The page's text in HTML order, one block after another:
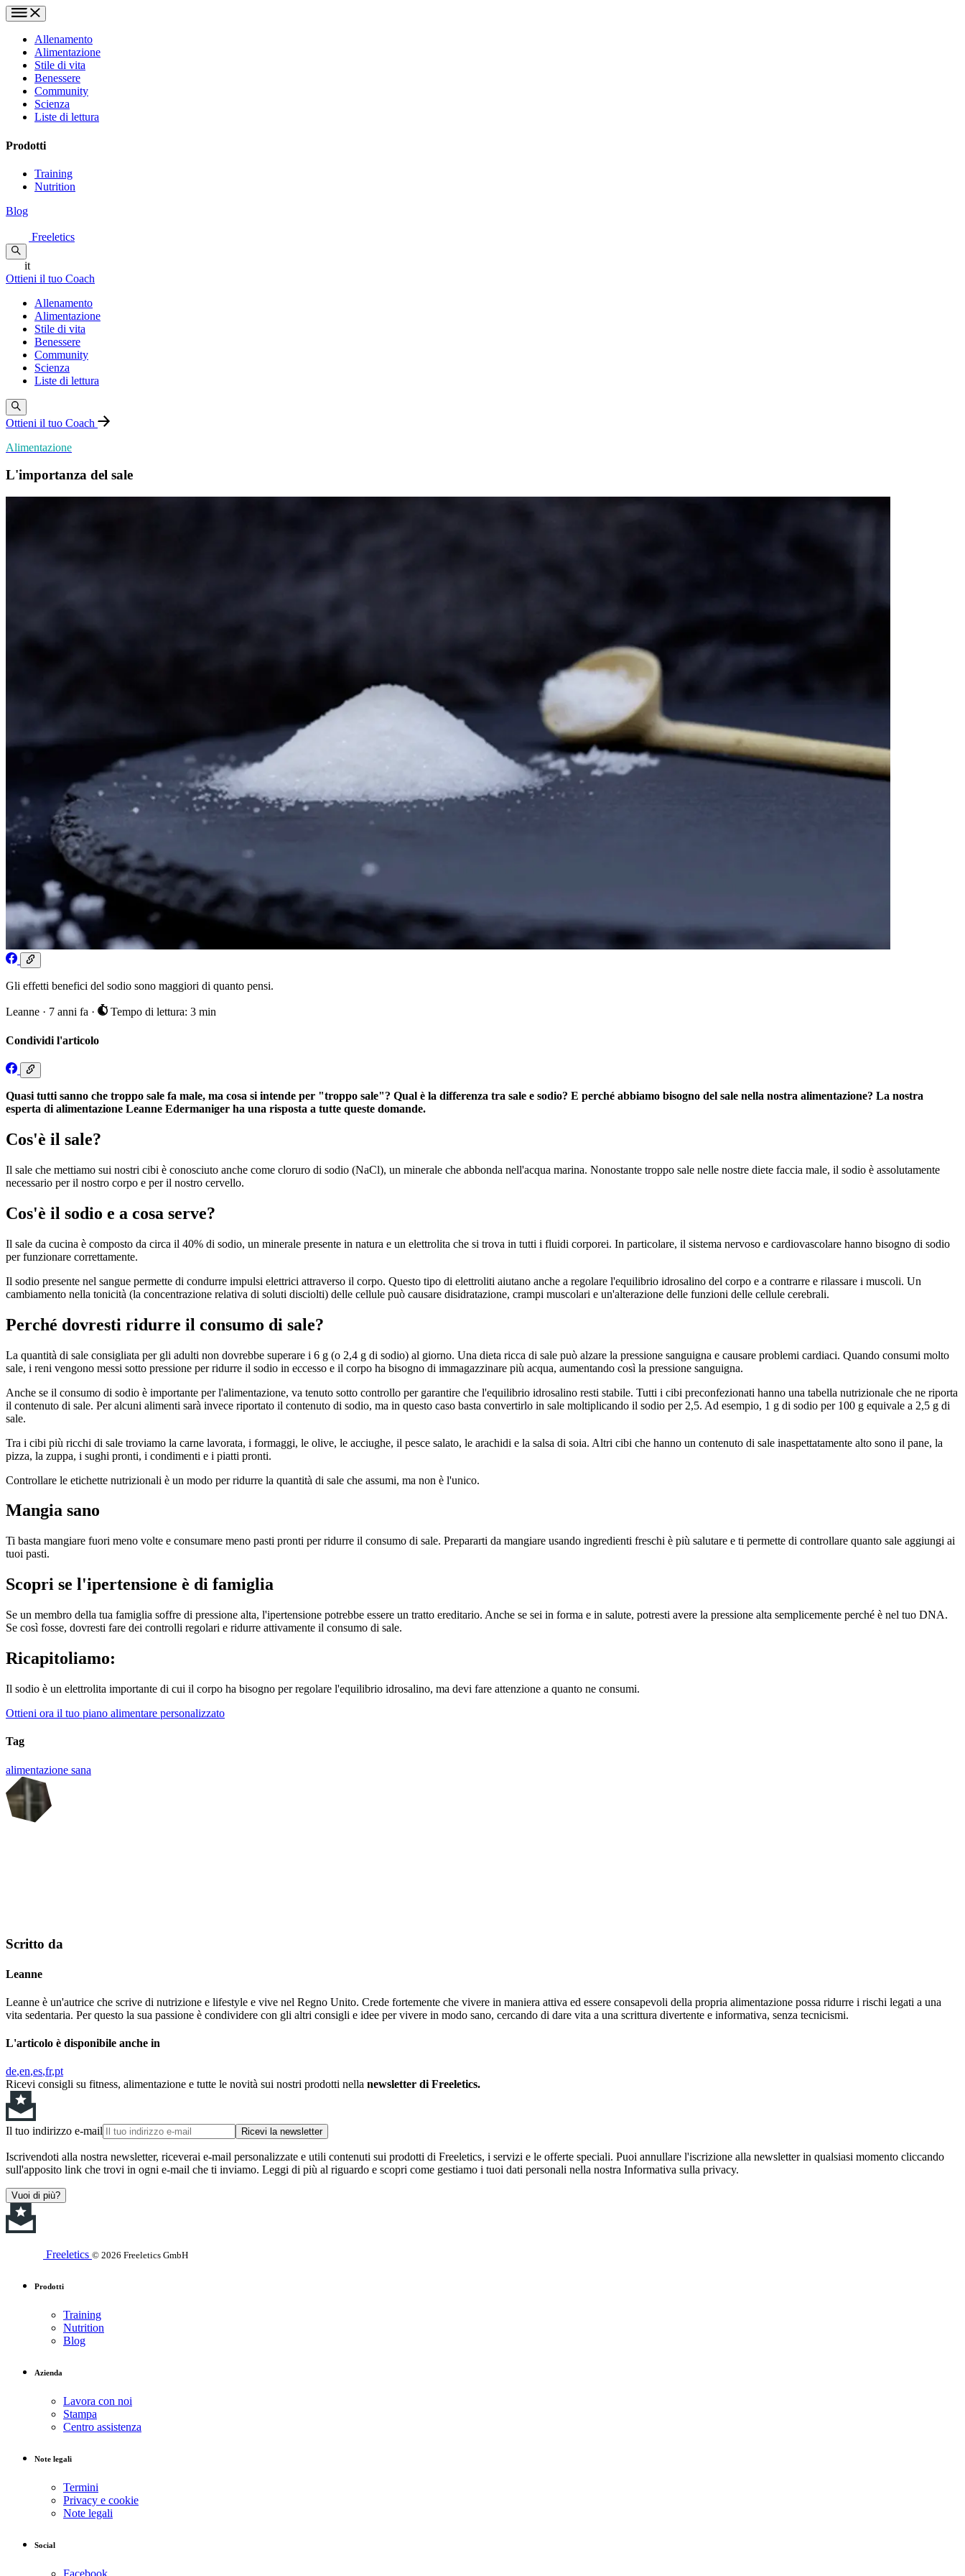
Allenamento
Alimentazione
Stile di vita
Benessere
Community
Scienza
Liste di lettura
Prodotti
Training
Nutrition
Blog
Freeletics
it
Ottieni il tuo Coach
Allenamento
Alimentazione
Stile di vita
Benessere
Community
Scienza
Liste di lettura
Ottieni il tuo Coach
Alimentazione
L'importanza del sale
Gli effetti benefici del sodio sono maggiori di quanto pensi.
Leanne · 7 anni fa · Tempo di lettura: 3 min
Condividi l'articolo
Quasi tutti sanno che troppo sale fa male, ma cosa si intende per "troppo sale"? Qual è la differenza tra sale e sodio? E perché abbiamo bisogno del sale nella nostra alimentazione? La nostra
esperta di alimentazione Leanne Edermaniger ha una risposta a tutte queste domande.
Cos'è il sale?
Il sale che mettiamo sui nostri cibi è conosciuto anche come cloruro di sodio (NaCl), un minerale che abbonda nell'acqua marina. Nonostante troppo sale nelle nostre diete faccia male, il sodio è assolutamente
necessario per il nostro corpo e per il nostro cervello.
Cos'è il sodio e a cosa serve?
Il sale da cucina è composto da circa il 40% di sodio, un minerale presente in natura e un elettrolita che si trova in tutti i fluidi corporei. In particolare, il sistema nervoso e cardiovascolare hanno bisogno di sodio
per funzionare correttamente.
Il sodio presente nel sangue permette di condurre impulsi elettrici attraverso il corpo. Questo tipo di elettroliti aiutano anche a regolare l'equilibrio idrosalino del corpo e a contrarre e rilassare i muscoli. Un
cambiamento nella tonicità (la concentrazione relativa di soluti disciolti) delle cellule può causare disidratazione, crampi muscolari e un'alterazione delle funzioni delle cellule cerebrali.
Perché dovresti ridurre il consumo di sale?
La quantità di sale consigliata per gli adulti non dovrebbe superare i 6 g (o 2,4 g di sodio) al giorno. Una dieta ricca di sale può alzare la pressione sanguigna e causare problemi cardiaci. Quando consumi molto
sale, i reni vengono messi sotto pressione per ridurre il sodio in eccesso e il corpo ha bisogno di immagazzinare più acqua, aumentando così la pressione sanguigna.
Anche se il consumo di sodio è importante per l'alimentazione, va tenuto sotto controllo per garantire che l'equilibrio idrosalino resti stabile. Tutti i cibi preconfezionati hanno una tabella nutrizionale che ne riporta
il contenuto di sale. Per alcuni alimenti sarà invece riportato il contenuto di sodio, ma in questo caso basta convertirlo in sale moltiplicando il sodio per 2,5. Ad esempio, 1 g di sodio per 100 g equivale a 2,5 g di
sale.
Tra i cibi più ricchi di sale troviamo la carne lavorata, i formaggi, le olive, le acciughe, il pesce salato, le arachidi e la salsa di soia. Altri cibi che hanno un contenuto di sale inaspettatamente alto sono il pane, la
pizza, la zuppa, i sughi pronti, i condimenti e i piatti pronti.
Controllare le etichette nutrizionali è un modo per ridurre la quantità di sale che assumi, ma non è l'unico.
Mangia sano
Ti basta mangiare fuori meno volte e consumare meno pasti pronti per ridurre il consumo di sale. Prepararti da mangiare usando ingredienti freschi è più salutare e ti permette di controllare quanto sale aggiungi ai
tuoi pasti.
Scopri se l'ipertensione è di famiglia
Se un membro della tua famiglia soffre di pressione alta, l'ipertensione potrebbe essere un tratto ereditario. Anche se sei in forma e in salute, potresti avere la pressione alta semplicemente perché è nel tuo DNA.
Se così fosse, dovresti fare dei controlli regolari e ridurre attivamente il consumo di sale.
Ricapitoliamo:
Il sodio è un elettrolita importante di cui il corpo ha bisogno per regolare l'equilibrio idrosalino, ma devi fare attenzione a quanto ne consumi.
Ottieni ora il tuo piano alimentare personalizzato
Tag
alimentazione sana
Scritto da
Leanne
Leanne è un'autrice che scrive di nutrizione e lifestyle e vive nel Regno Unito. Crede fortemente che vivere in maniera attiva ed essere consapevoli della propria alimentazione possa ridurre i rischi legati a una
vita sedentaria. Per questo la sua passione è condividere con gli altri consigli e idee per vivere in modo sano, cercando di dare vita a una scrittura divertente e informativa, senza tecnicismi.
L'articolo è disponibile anche in
de en es fr pt
Ricevi consigli su fitness, alimentazione e tutte le novità sui nostri prodotti nella newsletter di Freeletics.
Il tuo indirizzo e-mail Ricevi la newsletter
Iscrivendoti alla nostra newsletter, riceverai e-mail personalizzate e utili contenuti sui prodotti di Freeletics, i servizi e le offerte speciali. Puoi annullare l'iscrizione alla newsletter in qualsiasi momento cliccando
sull'apposito link che trovi in ogni e-mail che ti inviamo. Leggi di più al riguardo e scopri come gestiamo i tuoi dati personali nella nostra Informativa sulla privacy.
Vuoi di più?
Freeletics © 2026 Freeletics GmbH
Prodotti
Training
Nutrition
Blog
Azienda
Lavora con noi
Stampa
Centro assistenza
Note legali
Termini
Privacy e cookie
Note legali
Social
Facebook